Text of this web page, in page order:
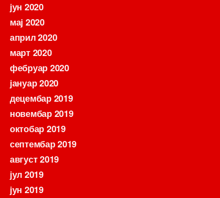
јун 2020
мај 2020
април 2020
март 2020
фебруар 2020
јануар 2020
децембар 2019
новембар 2019
октобар 2019
септембар 2019
август 2019
јул 2019
јун 2019